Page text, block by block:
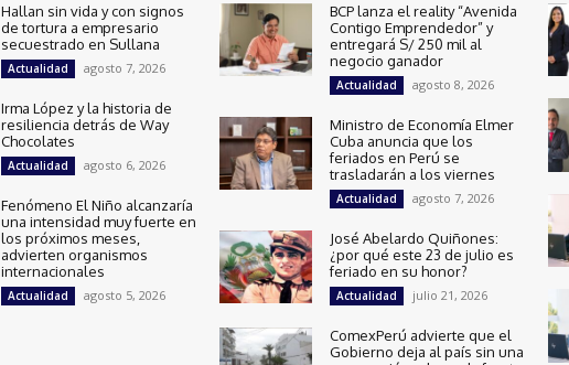
Hallan sin vida y con signos
de tortura a empresario
secuestrado en Sullana
Actualidad agosto 7, 2026
Irma López y la historia de
resiliencia detrás de Way
Chocolates
Actualidad agosto 6, 2026
Fenómeno El Niño alcanzaría
una intensidad muy fuerte en
los próximos meses,
advierten organismos
internacionales
Actualidad agosto 5, 2026
BCP lanza el reality “Avenida
Contigo Emprendedor” y
entregará S/ 250 mil al
negocio ganador
Actualidad agosto 8, 2026
Ministro de Economía Elmer
Cuba anuncia que los
feriados en Perú se
trasladarán a los viernes
Actualidad agosto 7, 2026
José Abelardo Quiñones:
¿por qué este 23 de julio es
feriado en su honor?
Actualidad julio 21, 2026
ComexPerú advierte que el
Gobierno deja al país sin una